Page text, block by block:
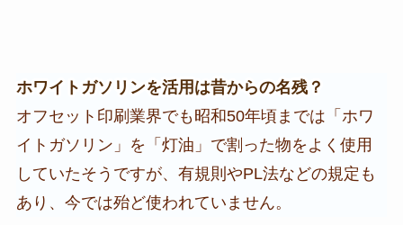
ホワイトガソリンを活用は昔からの名残？
オフセット印刷業界でも昭和50年頃までは「ホワ
イトガソリン」を「灯油」で割った物をよく使用
していたそうですが、有規則やPL法などの規定も
あり、今では殆ど使われていません。